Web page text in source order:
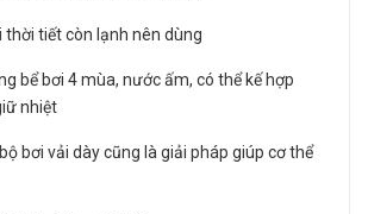
thời tiết còn lạnh nên dùng
bể bơi 4 mùa, nước ấm, có thể kế hợp
nhiệt
bơi vải dày cũng là giải pháp giúp cơ thể